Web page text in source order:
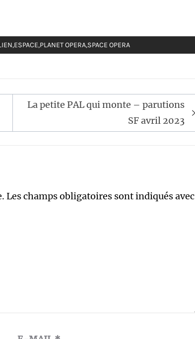
,ESPACE,PLANET OPERA,SPACE OPERA
La petite PAL qui monte – parutions
SF avril 2023
Les champs obligatoires sont indiqués avec